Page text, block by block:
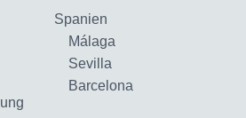
Spanien
Málaga
Sevilla
Barcelona